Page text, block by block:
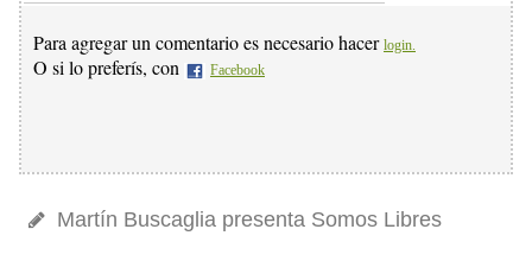
Para agregar un comentario es necesario hacer login.
O si lo preferís, con Facebook
Martín Buscaglia presenta Somos Libres